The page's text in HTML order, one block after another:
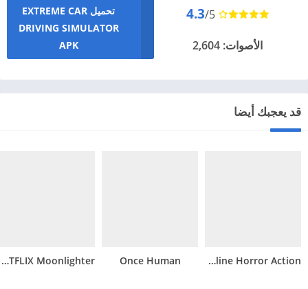
4.3/5
الأصوات: 2,604
تحميل EXTREME CAR
DRIVING SIMULATOR
APK
قد يعجبك أيضا
Mimicry: Online Horror Action
Once Human
NETFLIX Moonlighter